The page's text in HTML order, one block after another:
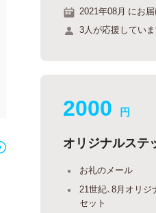
2021年08月 にお届
3人が応援していま
2000 円
オリジナルステ
お礼のメール
21世紀、8月オリ
セット